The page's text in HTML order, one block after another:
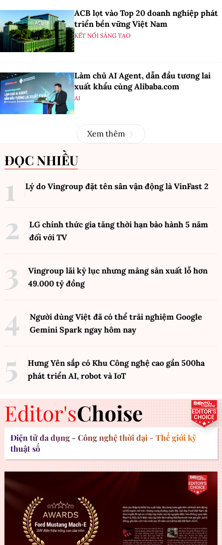
ACB lọt vào Top 20 doanh nghiệp phát
triển bền vững Việt Nam
KẾT NỐI SÁNG TẠO
Làm chủ AI Agent, dẫn đầu tương lai
xuất khẩu cùng Alibaba.com
AI
Xem thêm
ĐỌC NHIỀU
Lý do Vingroup đặt tên sân vận động là VinFast 2
LG chính thức gia tăng thời hạn bảo hành 5 năm
đối với TV
Vingroup lãi kỷ lục nhưng mảng sản xuất lỗ hơn
49.000 tỷ đồng
Người dùng Việt đã có thể trải nghiệm Google
Gemini Spark ngay hôm nay
Hưng Yên sắp có Khu Công nghệ cao gần 500ha
phát triển AI, robot và IoT
Editor'sChoise
Điện tử đa dụng - Công nghệ thời đại - Thế giới kỹ
thuật số